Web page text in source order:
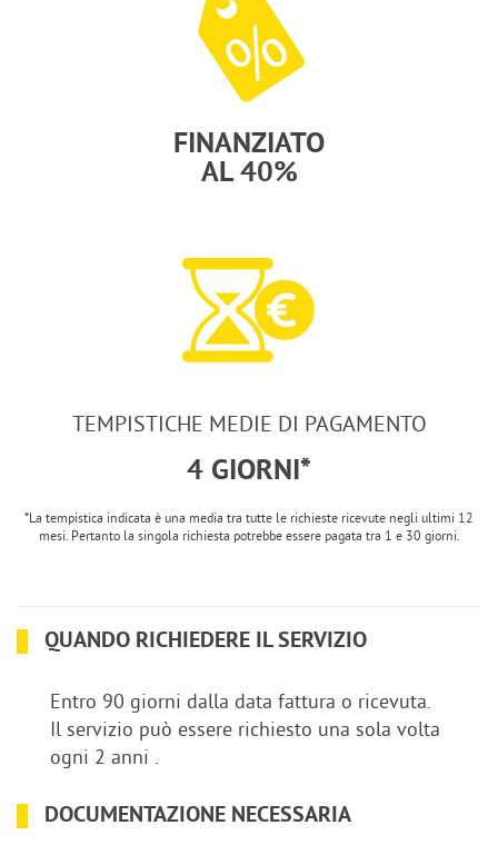
FINANZIATO
AL 40%
TEMPISTICHE MEDIE DI PAGAMENTO
4 GIORNI*
*La tempistica indicata è una media tra tutte le richieste ricevute negli ultimi 12
mesi. Pertanto la singola richiesta potrebbe essere pagata tra 1 e 30 giorni.
QUANDO RICHIEDERE IL SERVIZIO
Entro 90 giorni dalla data fattura o ricevuta.
Il servizio può essere richiesto una sola volta
ogni 2 anni .
DOCUMENTAZIONE NECESSARIA